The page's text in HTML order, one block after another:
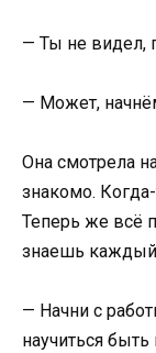
— Ты не видел,
— Может,
Она смотрела
знакомо.
Теперь же всё
знаешь каждый
— Начни с
научиться